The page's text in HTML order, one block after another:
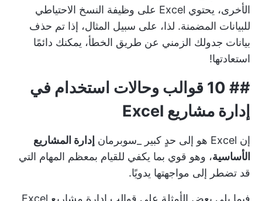
الأخرى، يحتوي Excel على وظيفة النسخ الاحتياطي
للبيانات المضمنة. لذا، على سبيل المثال، إذا تم حذف
بيانات جدولك الزمني عن طريق الخطأ، يمكنك دائمًا
استعادتها!
##
10 قوالب وحالات استخدام في
إدارة مشاريع Excel
إن Excel هو إلى حدٍ كبير _سوبرمان
إدارة المشاريع
الأساسية، وهو قوي بما يكفي للقيام بمعظم المهام التي
قد تضطر إلى مواجهتها يدويًا.
فيما يلي بعض الأمثلة على قوالب إدارة مشاريع Excel